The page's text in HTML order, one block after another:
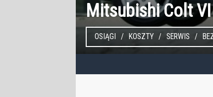
Mitsubishi Colt
OSIĄGI KOSZTY SERWIS